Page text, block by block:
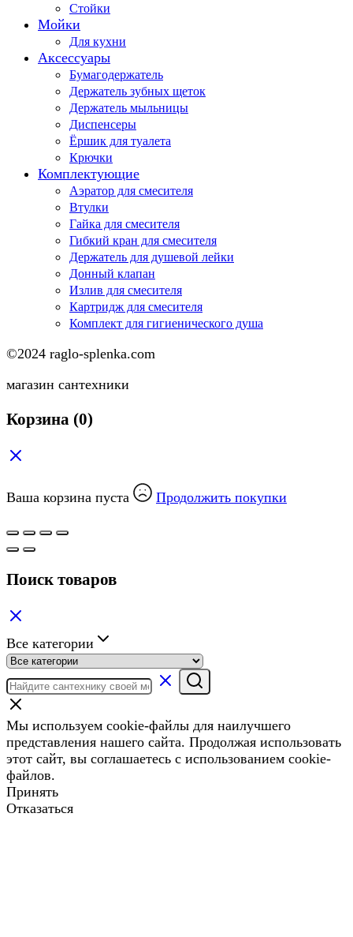
Стойки
Мойки
Для кухни
Аксессуары
Бумагодержатель
Держатель зубных щеток
Держатель мыльницы
Диспенсеры
Ёршик для туалета
Крючки
Комплектующие
Аэратор для смесителя
Втулки
Гайка для смесителя
Гибкий кран для смесителя
Держатель для душевой лейки
Донный клапан
Излив для смесителя
Картридж для смесителя
Комплект для гигиенического душа
©2024 raglo-splenka.com
магазин сантехники
Корзина (0)
Ваша корзина пуста Продолжить покупки
Поиск товаров
Все категории
Мы используем cookie-файлы для наилучшего
представления нашего сайта. Продолжая использовать
этот сайт, вы соглашаетесь с использованием cookie-
файлов.
Принять
Отказаться